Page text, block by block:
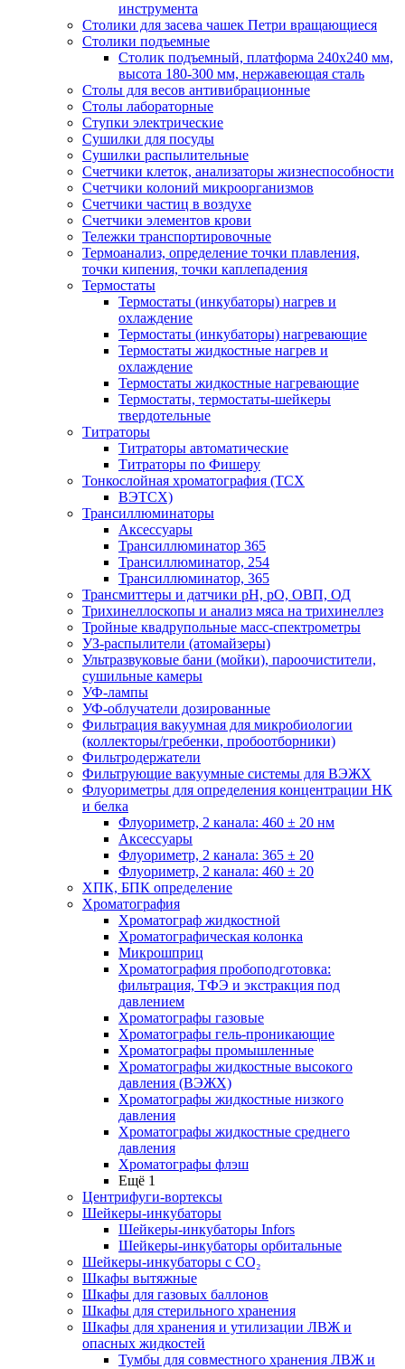
инструмента
Столики для засева чашек Петри вращающиеся
Столики подъемные
Столик подъемный, платформа 240х240 мм,
высота 180-300 мм, нержавеющая сталь
Столы для весов антивибрационные
Столы лабораторные
Ступки электрические
Сушилки для посуды
Сушилки распылительные
Счетчики клеток, анализаторы жизнеспособности
Счетчики колоний микроорганизмов
Счетчики частиц в воздухе
Счетчики элементов крови
Тележки транспортировочные
Термоанализ, определение точки плавления,
точки кипения, точки каплепадения
Термостаты
Термостаты (инкубаторы) нагрев и
охлаждение
Термостаты (инкубаторы) нагревающие
Термостаты жидкостные нагрев и
охлаждение
Термостаты жидкостные нагревающие
Термостаты, термостаты-шейкеры
твердотельные
Титраторы
Титраторы автоматические
Титраторы по Фишеру
Тонкослойная хроматография (ТСХ
ВЭТСХ)
Трансиллюминаторы
Аксессуары
Трансиллюминатор 365
Трансиллюминатор, 254
Трансиллюминатор, 365
Трансмиттеры и датчики рН, рО, ОВП, ОД
Трихинеллоскопы и анализ мяса на трихинеллез
Тройные квадрупольные масс-спектрометры
УЗ-распылители (атомайзеры)
Ультразвуковые бани (мойки), пароочистители,
сушильные камеры
УФ-лампы
УФ-облучатели дозированные
Фильтрация вакуумная для микробиологии
(коллекторы/гребенки, пробоотборники)
Фильтродержатели
Фильтрующие вакуумные системы для ВЭЖХ
Флуориметры для определения концентрации НК
и белка
Флуориметр, 2 канала: 460 ± 20 нм
Аксессуары
Флуориметр, 2 канала: 365 ± 20
Флуориметр, 2 канала: 460 ± 20
ХПК, БПК определение
Хроматография
Хроматограф жидкостной
Хроматографическая колонка
Микрошприц
Хроматография пробоподготовка:
фильтрация, ТФЭ и экстракция под
давлением
Хроматографы газовые
Хроматографы гель-проникающие
Хроматографы промышленные
Хроматографы жидкостные высокого
давления (ВЭЖХ)
Хроматографы жидкостные низкого
давления
Хроматографы жидкостные среднего
давления
Хроматографы флэш
Ещё 1
Центрифуги-вортексы
Шейкеры-инкубаторы
Шейкеры-инкубаторы Infors
Шейкеры-инкубаторы орбитальные
Шейкеры-инкубаторы с CО₂
Шкафы вытяжные
Шкафы для газовых баллонов
Шкафы для стерильного хранения
Шкафы для хранения и утилизации ЛВЖ и
опасных жидкостей
Тумбы для совместного хранения ЛВЖ и